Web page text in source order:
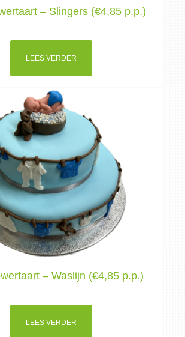
– Slingers (€4,85 p.p.)
LEES VERDER
– Waslijn (€4,85 p.p.)
LEES VERDER